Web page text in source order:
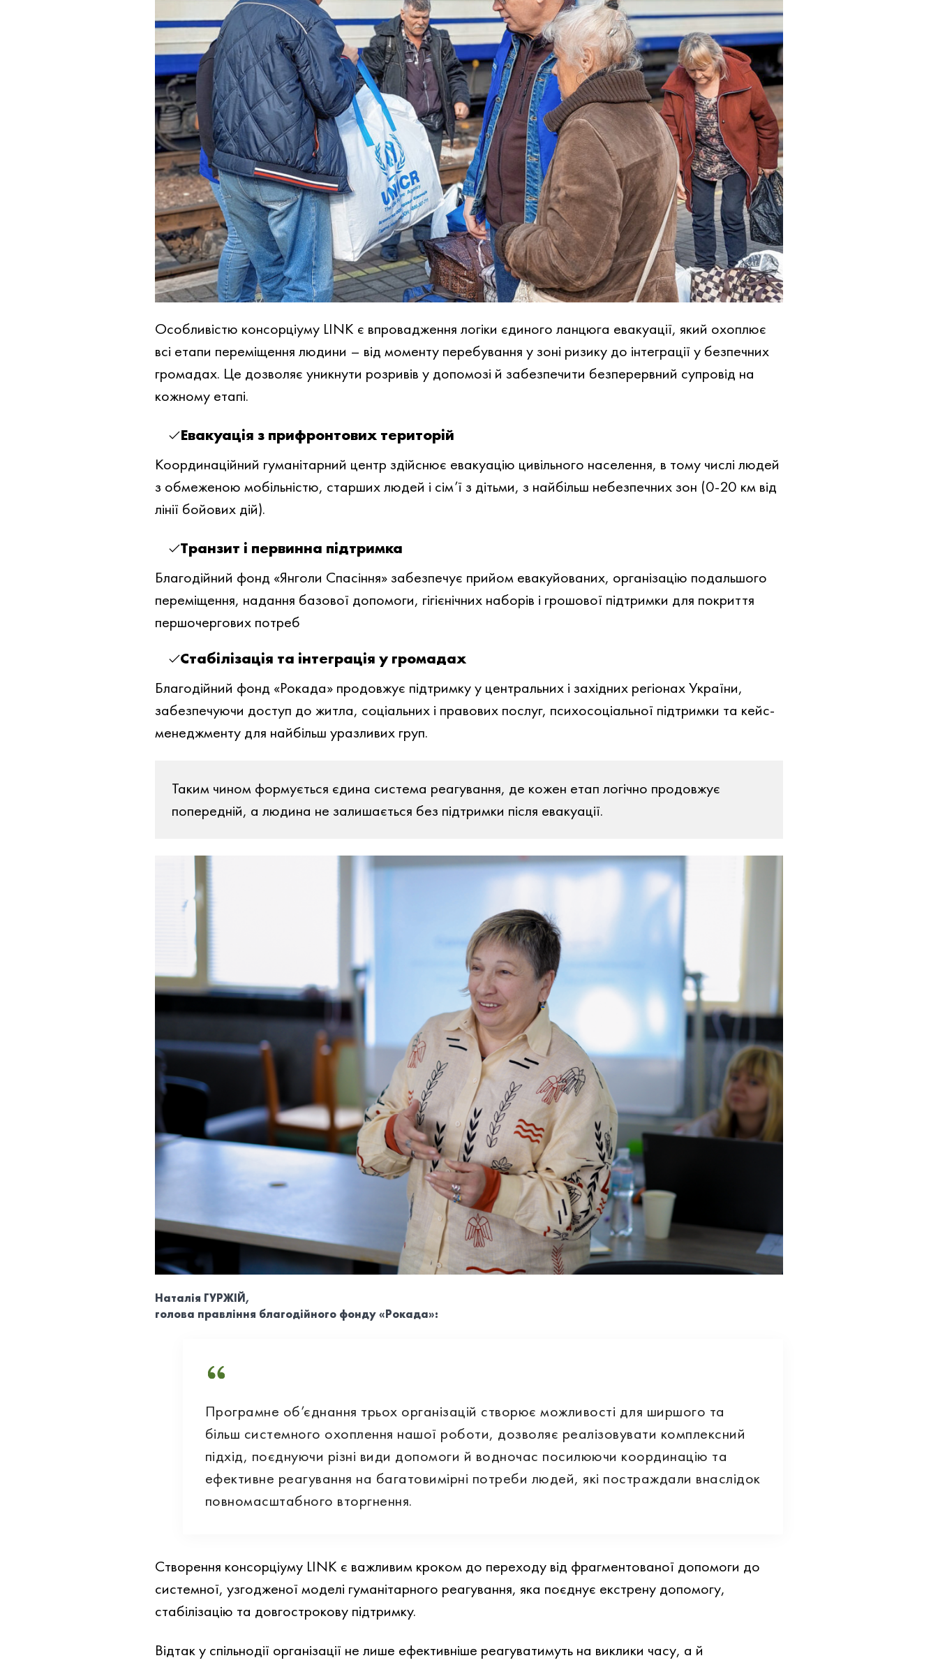
Особливістю консорціуму LINK є впровадження логіки єдиного ланцюга евакуації, який охоплює
всі етапи переміщення людини – від моменту перебування у зоні ризику до інтеграції у безпечних
громадах. Це дозволяє уникнути розривів у допомозі й забезпечити безперервний супровід на
кожному етапі.
Евакуація з прифронтових територій
Координаційний гуманітарний центр здійснює евакуацію цивільного населення, в тому числі людей
з обмеженою мобільністю, старших людей і сім’ї з дітьми, з найбільш небезпечних зон (0-20 км від
лінії бойових дій).
Транзит і первинна підтримка
Благодійний фонд «Янголи Спасіння» забезпечує прийом евакуйованих, організацію подальшого
переміщення, надання базової допомоги, гігієнічних наборів і грошової підтримки для покриття
першочергових потреб
Стабілізація та інтеграція у громадах
Благодійний фонд «Рокада» продовжує підтримку у центральних і західних регіонах України,
забезпечуючи доступ до житла, соціальних і правових послуг, психосоціальної підтримки та кейс-
менеджменту для найбільш уразливих груп.
Таким чином формується єдина система реагування, де кожен етап логічно продовжує
попередній, а людина не залишається без підтримки після евакуації.
Наталія ГУРЖІЙ,
голова правління благодійного фонду «Рокада»:
Програмне об’єднання трьох організацій створює можливості для ширшого та
більш системного охоплення нашої роботи, дозволяє реалізовувати комплексний
підхід, поєднуючи різні види допомоги й водночас посилюючи координацію та
ефективне реагування на багатовимірні потреби людей, які постраждали внаслідок
повномасштабного вторгнення.
Створення консорціуму LINK є важливим кроком до переходу від фрагментованої допомоги до
системної, узгодженої моделі гуманітарного реагування, яка поєднує екстрену допомогу,
стабілізацію та довгострокову підтримку.
Відтак у спільнодії організації не лише ефективніше реагуватимуть на виклики часу, а й